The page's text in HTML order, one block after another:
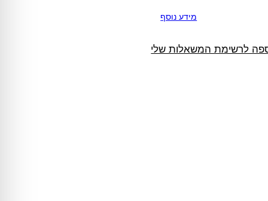
מידע נוסף
לרשימת המשאלות שלי